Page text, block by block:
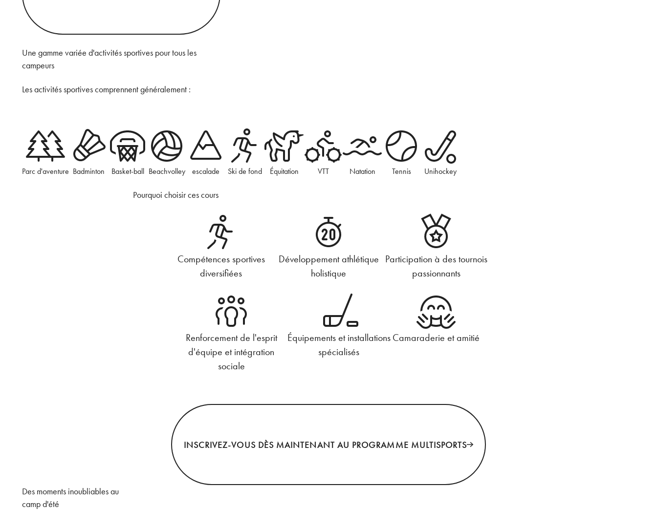
Une gamme variée d'activités sportives pour tous les
campeurs
Les activités sportives comprennent généralement :
Parc d'aventure Badminton Basket-ball Beachvolley escalade Ski de fond Équitation VTT Natation Tennis Unihockey
Pourquoi choisir ces cours
Compétences sportives
diversifiées
Développement athlétique
holistique
Participation à des tournois
passionnants
Renforcement de l'esprit
d'équipe et intégration
sociale
Équipements et installations
spécialisés
Camaraderie et amitié
Inscrivez-vous dès maintenant au programme multisports
INSCRIVEZ-VOUS DÈS MAINTENANT AU PROGRAMME MULTISPORTS
Des moments inoubliables au
camp d'été